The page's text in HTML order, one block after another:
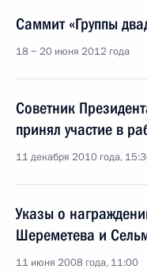
Саммит «Группы
18 − 20 июня 2012 года
Советник
принял участие в
11 декабря 2010 года,
Указы о
Шереметева и
11 июня 2008 года, 11:00